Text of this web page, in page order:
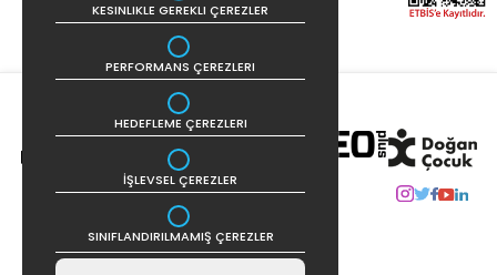
KESINLIKLE GEREKLI ÇEREZLER
PERFORMANS ÇEREZLERI
HEDEFLEME ÇEREZLERI
İŞLEVSEL ÇEREZLER
SINIFLANDIRILMAMIŞ ÇEREZLER